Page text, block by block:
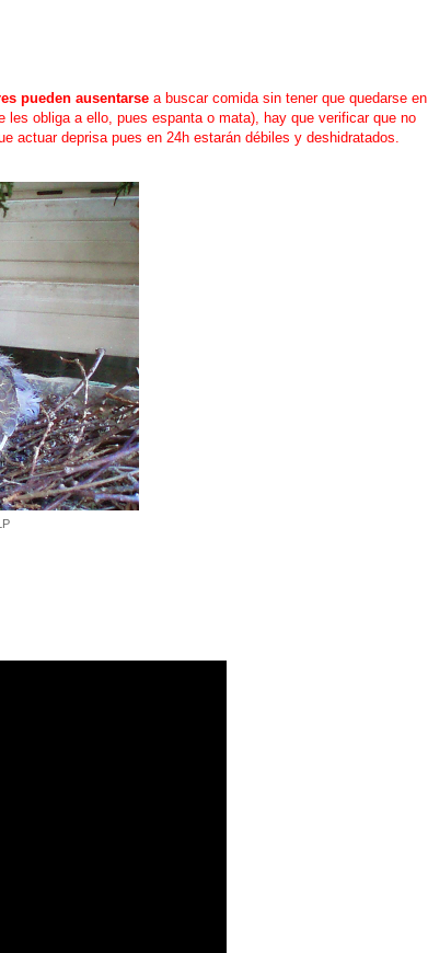
pueden ausentarse a buscar comida sin tener que quedarse en
obliga a ello, pues espanta o mata), hay que verificar que no
actuar deprisa pues en 24h estarán débiles y deshidratados.